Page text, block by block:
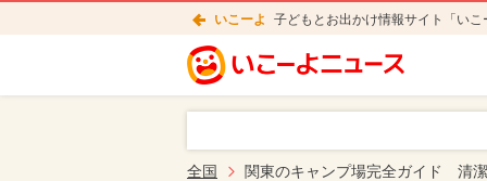
いこーよ 子どもとお出かけ情報サイト「い
全国 関東のキャンプ場完全ガイド 清